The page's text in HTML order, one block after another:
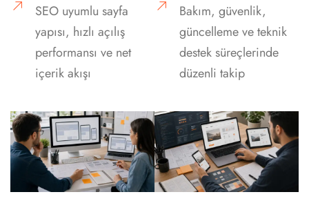
SEO uyumlu sayfa
yapısı, hızlı açılış
performansı ve net
içerik akışı
Bakım, güvenlik,
güncelleme ve teknik
destek süreçlerinde
düzenli takip